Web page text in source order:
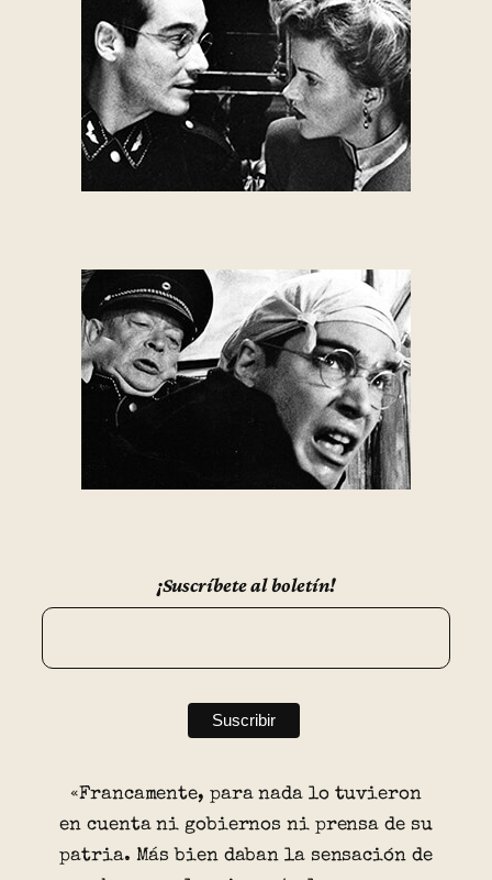
¡Suscríbete al boletín!
«Francamente, para nada lo tuvieron
en cuenta ni gobiernos ni prensa de su
patria. Más bien daban la sensación de